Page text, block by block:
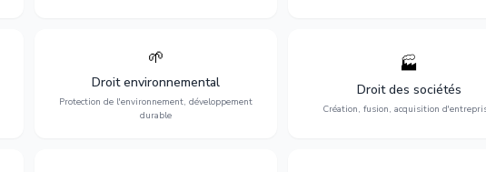
🌱
Droit environnemental
Protection de l'environnement, développement
durable
environnementale, litiges et
développement durable.
🏭
Droit des sociétés
Création, fusion, acquisition
Structuration de votre société :
fusion-acquisition, gouvernance
restructuration.